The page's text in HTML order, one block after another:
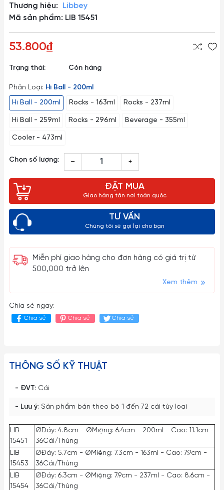
Thương hiệu:
Libbey
Mã sản phẩm: LIB 15451
53.800₫
Trạng thái: Còn hàng
Phân Loại: Hi Ball - 200ml
Hi Ball - 200ml
Rocks - 163ml Rocks - 237ml
Hi Ball - 259ml Rocks - 296ml Beverage - 355ml
Cooler - 473ml
Chọn số lượng: – +
ĐẶT MUA
Giao hàng tận nơi toàn quốc
TƯ VẤN
Chúng tôi sẽ gọi lại cho bạn
Miễn phí giao hàng cho đơn hàng có giá trị từ
500,000 trở lên
Xem thêm
Chia sẻ ngay:
Chia sẻ Chia sẻ Chia sẻ
THÔNG SỐ KỸ THUẬT
- ĐVT: Cái
- Lưu ý: Sản phẩm bán theo bộ 1 đến 72 cái tùy loại
LIB
15451
ØĐáy: 4.8cm - ØMiệng: 6.4cm - 200ml - Cao: 11.1cm -
36Cái/Thùng
LIB
15453
ØĐáy: 5.7cm - ØMiệng: 7.3cm - 163ml - Cao: 7.9cm -
36Cái/Thùng
LIB
15454
ØĐáy: 6.3cm - ØMiệng: 7.9cm - 237ml - Cao: 8.6cm -
36Cái/Thùng